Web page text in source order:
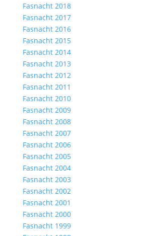
Fasnacht 2018
Fasnacht 2017
Fasnacht 2016
Fasnacht 2015
Fasnacht 2014
Fasnacht 2013
Fasnacht 2012
Fasnacht 2011
Fasnacht 2010
Fasnacht 2009
Fasnacht 2008
Fasnacht 2007
Fasnacht 2006
Fasnacht 2005
Fasnacht 2004
Fasnacht 2003
Fasnacht 2002
Fasnacht 2001
Fasnacht 2000
Fasnacht 1999